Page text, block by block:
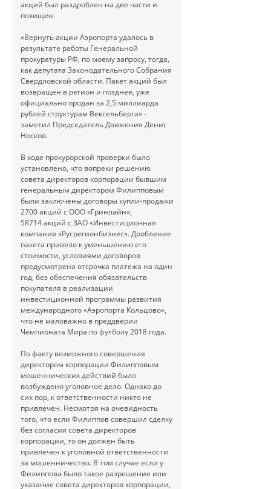
58714 акций с ЗАО «Инвестиционная
компания «Русрегионбизнес». Дробление
пакета привело к уменьшению его
стоимости, условиями договоров
предусмотрена отсрочка платежа на один
год, без обеспечения обязательств
покупателя в реализации
инвестиционной программы развития
международного «Аэропорта Кольцово»,
что не маловажно в преддверии
Чемпионата Мира по футболу 2018 года.
По факту возможного совершения
директором корпорации Филипповым
мошеннических действий было
возбуждено уголовное дело. Однако до
сих пор, к ответственности никто не
привлечен. Несмотря на очевидность
того, что если Филиппов совершил сделку
без согласия совета директоров
корпорации, то он должен быть
привлечен к уголовной ответственности
за мошенничество. В том случае если у
Филиппова было такое разрешение или
указание совета директоров корпорации,
акций был раздроблен на две части и
похищен.
«Вернуть акции Аэропорта удалось в
результате работы Генеральной
прокуратуры РФ, по моему запросу, тогда,
как депутата Законодательного Собрания
Свердловской области. Пакет акций был
возвращен в регион и позднее, уже
официально продан за 2,5 миллиарда
рублей структурам Вексельберга» -
заметил Председатель Движения Денис
Носков.
В ходе прокурорской проверки было
установлено, что вопреки решению
совета директоров корпорации бывшим
генеральным директором Филипповым
были заключены договоры купли-продажи
2700 акций с ООО «Гринлайн»,